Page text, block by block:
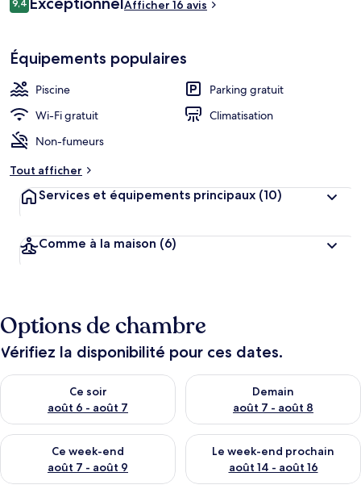
de
voyageurs
9,49,4 sur 10 Afficher 16 avis
Équipements populaires
Piscine
Parking gratuit
Wi-Fi gratuit
Climatisation
Non-fumeurs
Tout afficher
Services et équipements principaux (10)
Comme à la maison (6)
Options de chambre
Vérifiez la disponibilité pour ces dates.
Ce soir
août 6 - août 7
Vérifier la disponibilité pour ce soir août 6 - août 7
Demain
août 7 - août 8
Vérifier la disponibilité pour
Ce week-end
août 7 - août 9
Vérifier la disponibilité pour ce week-end août 7 - août 9
Le week-end prochain
août 14 - août 16
Vérifier la disponibilité pour